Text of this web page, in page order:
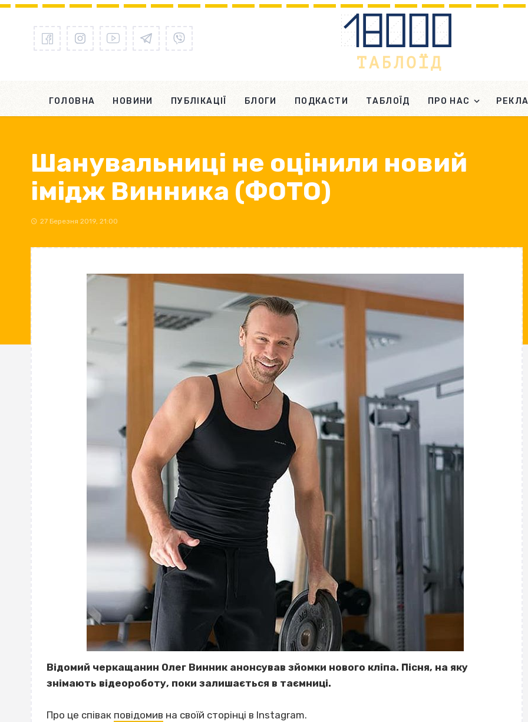
ГОЛОВНА НОВИНИ ПУБЛІКАЦІЇ БЛОГИ ПОДКАСТИ ТАБЛОЇД ПРО НАС
Шанувальниці не оцінили новий
імідж Винника (ФОТО)
27 Березня 2019, 21:00
Відомий черкащанин Олег Винник анонсував зйомки нового кліпа. Пісня, на яку
знімають відеороботу, поки залишається в таємниці.
Про це співак повідомив на своїй сторінці в Instagram.